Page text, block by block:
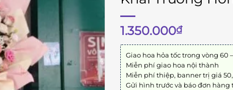
1.350.000₫
Giao hoa hỏa tốc trong vòng 60
Miễn phí giao hoa nội thành
Miễn phí thiệp, banner trị giá
Gửi hình trước và báo đơn hàng